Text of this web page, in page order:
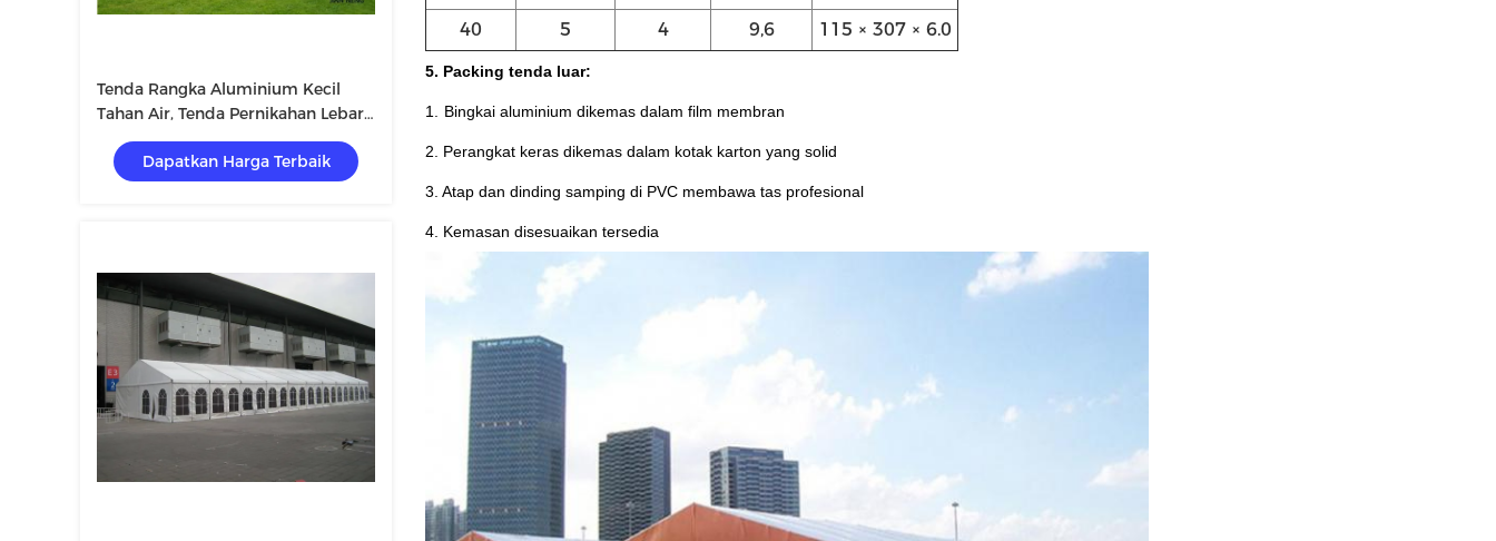
Tenda Rangka Aluminium Kecil
Tahan Air, Tenda Pernikahan Lebar
12m
Dapatkan Harga Terbaik
40
5 4 9,6 115 × 307 × 6.0
5. Packing tenda luar:
1. Bingkai aluminium dikemas dalam film membran
2. Perangkat keras dikemas dalam kotak karton yang solid
3. Atap dan dinding samping di PVC membawa tas profesional
4. Kemasan disesuaikan tersedia